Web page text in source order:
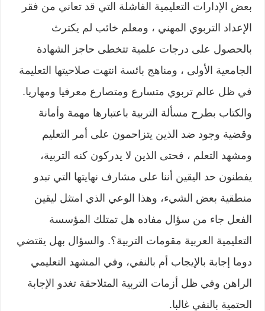
بعض الإدارات التعليمية الفاشلة التي قد تعاني من فقر
الإعداد التربوي المهني ، ومعلم خائب لم يكترث
بالحصول على درجات علمية تتخطى حاجز الشهادة
الجامعية الأولى ، ومناهج بائسة انتهت صلاحيتها التعليمة
في ظل عالم تربوي متسارع ومتصارع معرفيا ومهاريا.
والكتاب بطرح مسألة التربية باعتبارها مهمة وأمانة
وقضية وجود ضد الذين يتزاحمون على أمر التعليم
ومشهد التعلم ، فحتى الذين لا يدركون كنه التربية،
يفطنون حد اليقين أننا على مشارف نهايتها التي تبدو
منطقية بعض الشيء، وهذا الوعي الذي امتثل ليقين
الفعل جاء من سؤال مفاده هل تمتلك المؤسسة
التعليمية العربية مقومات التربية؟. والسؤال بهل يقتضي
دوما إجابة بالإيجاب أم بالنفي، وفي المشهد التعليمي
الراهن وفي ظل أزمات التربية المتلاحقة تغدو الإجابة
الحتمية بالنفي غالبا.